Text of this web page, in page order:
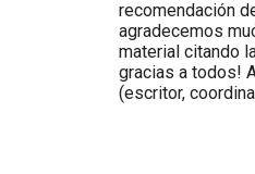
recomendación
agradecemos
material citando
gracias a todos!
(escritor,